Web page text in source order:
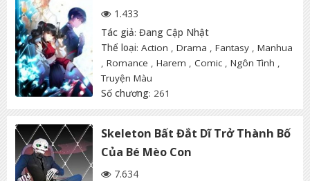
1.433
Tác giả: Đang Cập Nhật
Thể loại: Action , Drama , Fantasy , Manhua
, Romance , Harem , Comic , Ngôn Tình ,
Truyện Màu
Số chương: 261
Skeleton Bất Đắt Dĩ Trở Thành Bố
Của Bé Mèo Con
7.634